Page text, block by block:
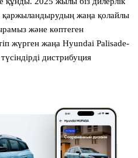
қаржыландырудың жаңа қолайлы
және көптеген
жүрген жаңа Hyundai Palisade-
дистрибуция